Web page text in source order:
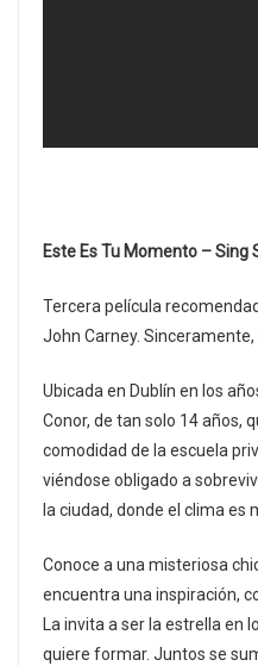
Este Es Tu Momento – Sing
Tercera película
John Carney.
Ubicada en Dublín en los
Conor, de tan solo 14 años,
comodidad de la escuela
viéndose obligado a
la ciudad, donde el clima es
Conoce a una misteriosa
encuentra una inspiración,
La invita a ser la estrella en
quiere formar. Juntos se